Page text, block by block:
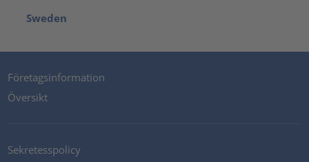
Sweden
Företagsinformation
Översikt
Sekretesspolicy